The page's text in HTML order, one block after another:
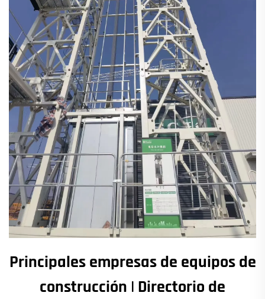
Principales empresas de equipos de
construcción | Directorio de